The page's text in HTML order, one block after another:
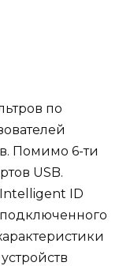
по
Помимо 6-ти
USB.
Intelligent ID